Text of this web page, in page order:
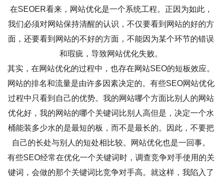
在SEOER看来，网站优化是一个系统工程。正因为如此，
我们必须对网站保持清醒的认识，不仅要看到网站的好的方
面，还要看到网站的不好的方面，不能因为某个环节的错误
和瑕疵，导致网站优化失败。
其实，在网站优化的过程中，也存在网站SEO的短板效应。
网站的排名和流量是由许多因素决定的。有些SEO网站优化
过程中只看到自己的优势。我的网站哪个方面比别人的网站
优化好，我的网站的哪个关键词比别人高但是，决定一个水
桶能装多少水的是最短的板，而不是最长的。因此，不要把
自己的长处与别人的短处相比较。网站优化也是一回事。
有些SEO经常在优化一个关键词时，调查竞争对手使用的关
键词，会做的那个关键词比竞争对手高。就这样，我陷入了